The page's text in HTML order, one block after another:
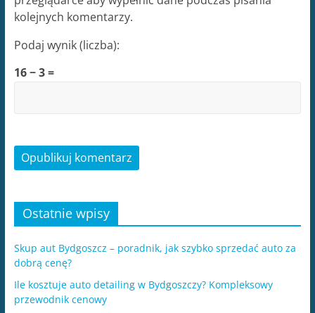
kolejnych komentarzy.
Podaj wynik (liczba):
16 − 3 =
Ostatnie wpisy
Skup aut Bydgoszcz – poradnik, jak szybko sprzedać auto za
dobrą cenę?
Ile kosztuje auto detailing w Bydgoszczy? Kompleksowy
przewodnik cenowy